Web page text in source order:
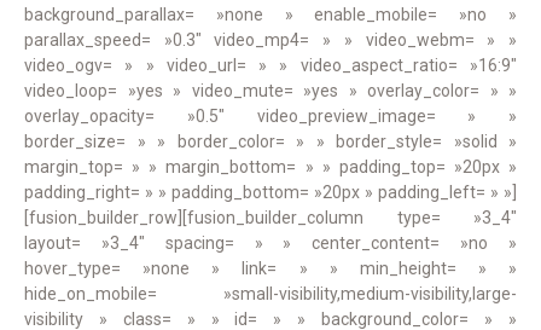
background_parallax= »none » enable_mobile= »no »
parallax_speed= »0.3″ video_mp4= » » video_webm= » »
video_ogv= » » video_url= » » video_aspect_ratio= »16:9″
video_loop= »yes » video_mute= »yes » overlay_color= » »
overlay_opacity= »0.5″ video_preview_image= » »
border_size= » » border_color= » » border_style= »solid »
margin_top= » » margin_bottom= » » padding_top= »20px »
padding_right= » » padding_bottom= »20px » padding_left= » »]
[fusion_builder_row][fusion_builder_column type= »3_4″
layout= »3_4″ spacing= » » center_content= »no »
hover_type= »none » link= » » min_height= » »
hide_on_mobile= »small-visibility,medium-visibility,large-
visibility » class= » » id= » » background_color= » »